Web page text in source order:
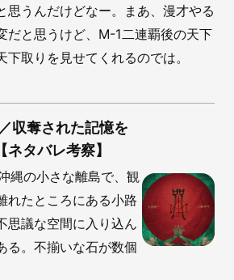
思うんだけどなー。まあ、漫才やる
だと思うけど、M-1二連覇後の天下
取りを見せてくれるのでは。
収奪された記憶を
タバレ考察】
縄の小さな離島で、観
れたところにある小路
思議な空間に入り込ん
る。不揃いな石が数個